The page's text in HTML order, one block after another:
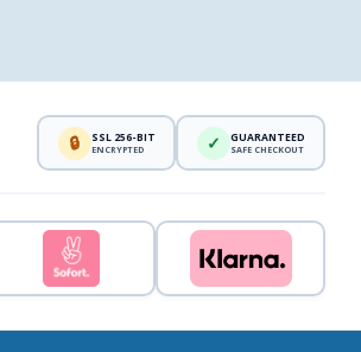
🔒 SSL 256-BIT
ENCRYPTED ✓ GUARANTEED
SAFE CHECKOUT